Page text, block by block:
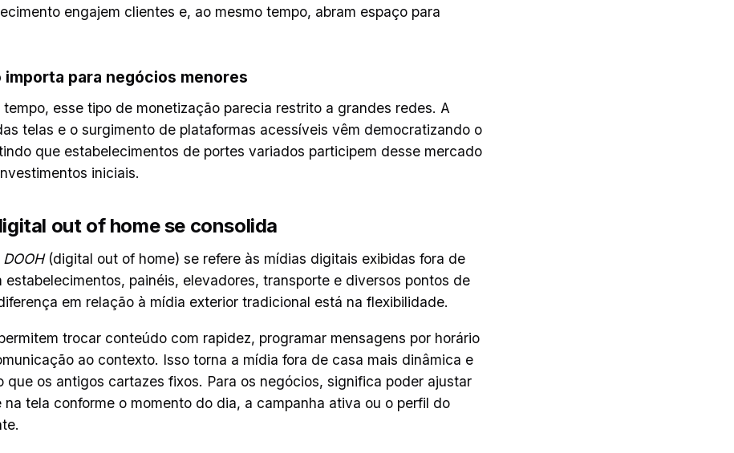
engajem clientes e, ao mesmo tempo, abram espaço para
importa para negócios menores
tempo, esse tipo de monetização parecia restrito a grandes redes. A
telas e o surgimento de plataformas acessíveis vêm democratizando o
que estabelecimentos de portes variados participem desse mercado
iniciais.
out of home se consolida
DOOH(digital out of home) se refere às mídias digitais exibidas fora de
estabelecimentos, painéis, elevadores, transporte e diversos pontos de
em relação à mídia exterior tradicional está na flexibilidade.
trocar conteúdo com rapidez, programar mensagens por horário
ao contexto. Isso torna a mídia fora de casa mais dinâmica e
que os antigos cartazes fixos. Para os negócios, significa poder ajustar
na tela conforme o momento do dia, a campanha ativa ou o perfil do